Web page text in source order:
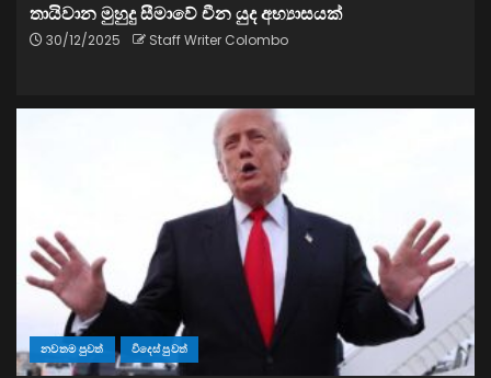
තායිවාන මුහුදු සීමාවේ චීන යුද අභ්‍යාසයක්
30/12/2025 Staff Writer Colombo
නවතම පුවත් විදෙස් පුවත්